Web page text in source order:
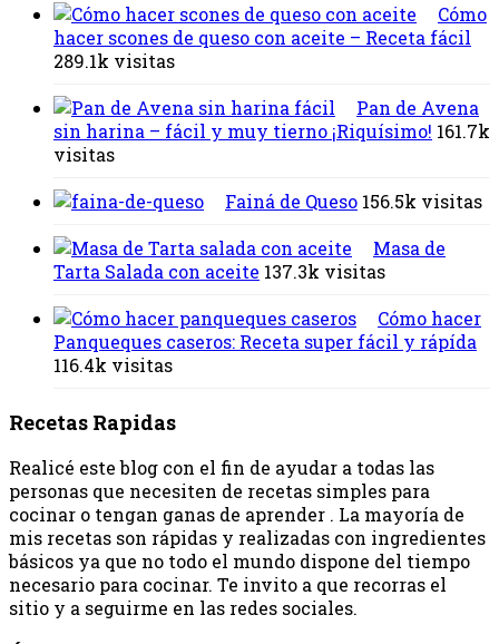
Cómo
hacer scones de queso con aceite – Receta fácil
289.1k visitas
Pan de Avena
sin harina – fácil y muy tierno ¡Riquísimo! 161.7k
visitas
Fainá de Queso 156.5k visitas
Masa de
Tarta Salada con aceite 137.3k visitas
Cómo hacer
Panqueques caseros: Receta super fácil y rápída
116.4k visitas
Recetas Rapidas
Realicé este blog con el fin de ayudar a todas las
personas que necesiten de recetas simples para
cocinar o tengan ganas de aprender . La mayoría de
mis recetas son rápidas y realizadas con ingredientes
básicos ya que no todo el mundo dispone del tiempo
necesario para cocinar. Te invito a que recorras el
sitio y a seguirme en las redes sociales.